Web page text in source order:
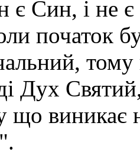
є Син, і не
початок
Дух
виникає